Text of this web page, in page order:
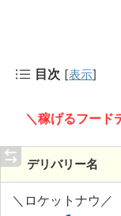
目次 [表示]
＼稼げるフード
デリバリー名
＼ロケットナウ／